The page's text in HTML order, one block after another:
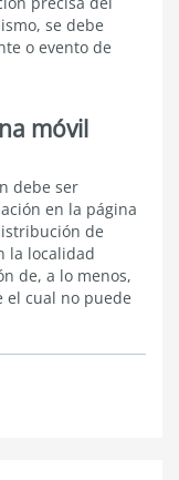
se debe
o evento de
móvil
debe ser
en la página
de
la localidad
de, a lo menos,
el cual no puede